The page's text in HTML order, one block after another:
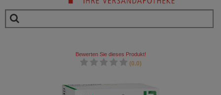
Bewerten Sie dieses Produkt!
(0.0)